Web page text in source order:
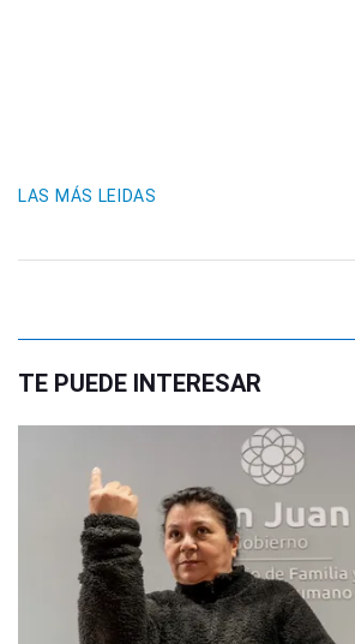
LAS MÁS LEIDAS
TE PUEDE INTERESAR